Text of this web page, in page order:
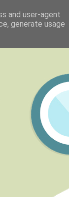
and user-agent
generate usage